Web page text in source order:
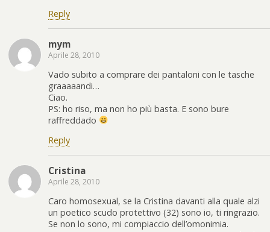
Reply
mym
Aprile 28, 2010
Vado subito a comprare dei pantaloni con le tasche
graaaaandi…
Ciao.
PS: ho riso, ma non ho più basta. E sono bure
raffreddado
Reply
Cristina
Aprile 28, 2010
Caro homosexual, se la Cristina davanti alla quale alzi
un poetico scudo protettivo (32) sono io, ti ringrazio.
Se non lo sono, mi compiaccio dell’omonimia.